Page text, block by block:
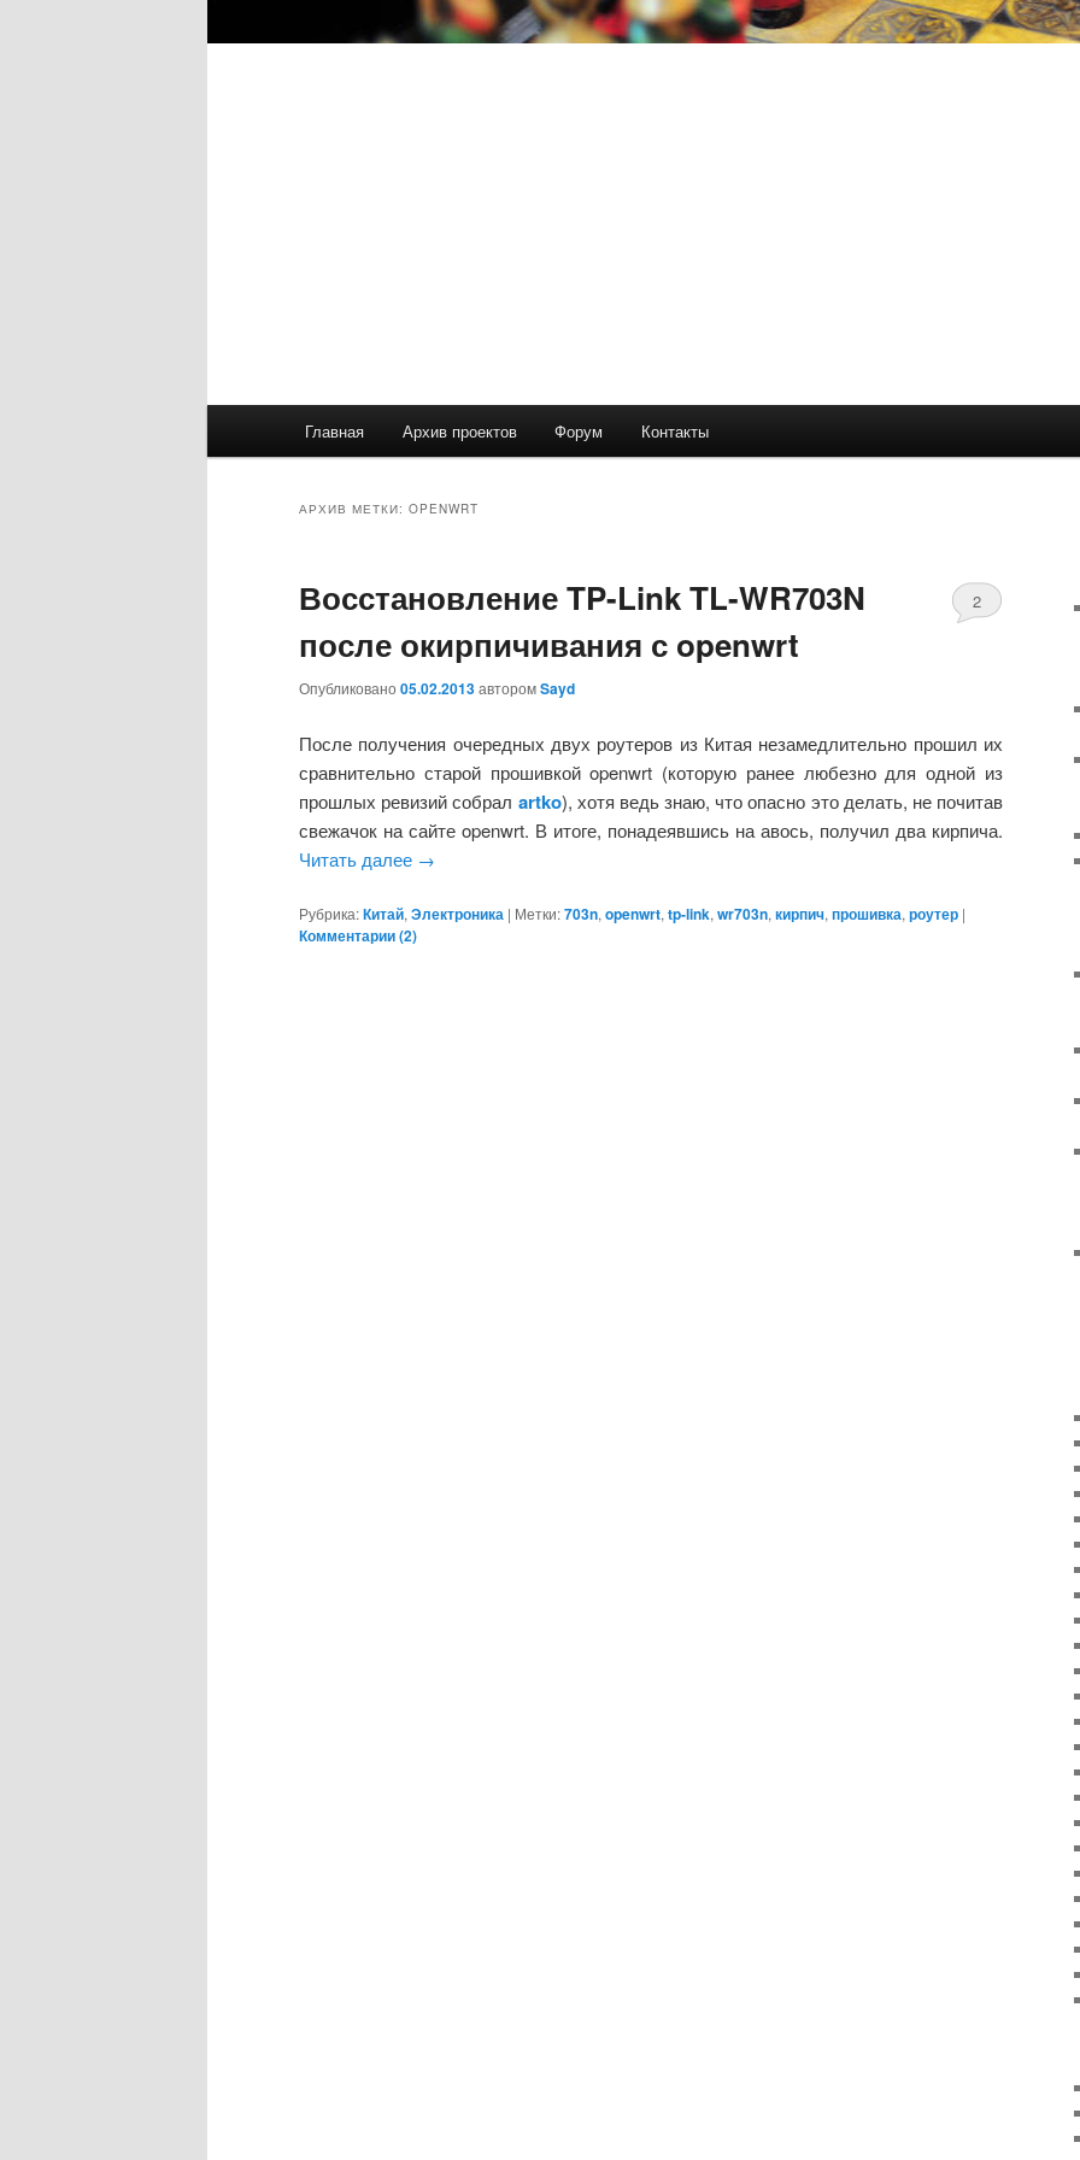
Главная Архив проектов Форум Контакты
АРХИВ МЕТКИ: OPENWRT
Восстановление TP-Link TL-WR703N
после окирпичивания с openwrt
Опубликовано 05.02.2013авторомSayd
2
После получения очередных двух роутеров из Китая незамедлительно прошил их
сравнительно старой прошивкой openwrt (которую ранее любезно для одной из
прошлых ревизий собрал artko), хотя ведь знаю, что опасно это делать, не почитав
свежачок на сайте openwrt. В итоге, понадеявшись на авось, получил два кирпича.
Читать далее →
Рубрика:Китай, Электроника | Метки:703n, openwrt, tp-link, wr703n, кирпич, прошивка, роутер |
Комментарии (2)